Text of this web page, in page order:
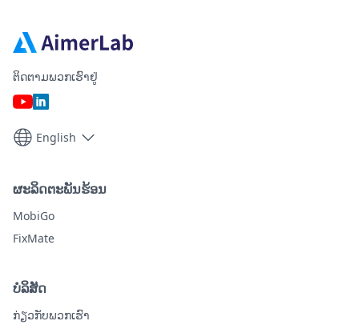
ຕິດຕາມພວກເຮົາຢູ່
English
ຜະລິດຕະພັນຮ້ອນ
MobiGo
FixMate
ບໍລິສັດ
ກ່ຽວ​ກັບ​ພວກ​ເຮົາ